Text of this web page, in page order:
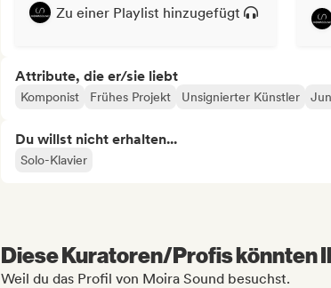
Zu einer Playlist hinzugefügt
Attribute, die er/sie liebt
Komponist Frühes Projekt Unsignierter Künstler
Du willst nicht erhalten...
Solo-Klavier
Diese Kuratoren/Profis könnten
Weil du das Profil von Moira Sound besuchst.